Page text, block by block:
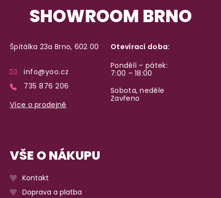
SHOWROOM BRNO
Špitálka 23a Brno, 602 00
info@yoo.cz
735 876 206
Více o prodejně
Otevírací doba:
Pondělí – pátek:
7:00 – 18:00
Sobota, neděle
Zavřeno
VŠE O NÁKUPU
Kontakt
Doprava a platba